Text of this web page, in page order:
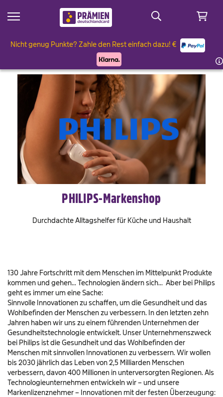
Sale
bis 2.500 Punkte
Alarm
Geniessen
& Garten
& Wohnen
Taschen
& Magazine
Genießen
& Garten
& Wohnen
Reisen
Nicht genug Punkte? Zahle den Rest einfach dazu! €
PHILIPS-Markenshop
Durchdachte Alltagshelfer für Küche und Haushalt
130 Jahre Fortschritt mit dem Menschen im Mittelpunkt Produkte
kommen und gehen... Technologien ändern sich... Aber bei Philips
geht es immer um eine Sache:
Sinnvolle Innovationen zu schaffen, um die Gesundheit und das
Wohlbefinden der Menschen zu verbessern. In den letzten zehn
Jahren haben wir uns zu einem führenden Unternehmen der
Gesundheitstechnologie entwickelt. Unser Unternehmenszweck
bei Philips ist die Gesundheit und das Wohlbefinden der
Menschen mit sinnvollen Innovationen zu verbessern. Wir wollen
bis 2030 jährlich das Leben von 2,5 Milliarden Menschen
verbessern, davon 400 Millionen in unterversorgten Regionen. Als
Technologieunternehmen entwickeln wir – und unsere
Markenlizenznehmer – Innovationen mit der festen Überzeugung: